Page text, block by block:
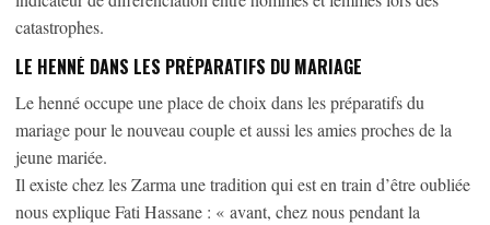
catastrophes.
LE HENNÉ DANS LES PRÉPARATIFS DU MARIAGE
Le henné occupe une place de choix dans les préparatifs du
mariage pour le nouveau couple et aussi les amies proches de la
jeune mariée.
Il existe chez les Zarma une tradition qui est en train d’être oubliée
nous explique Fati Hassane : « avant, chez nous pendant la